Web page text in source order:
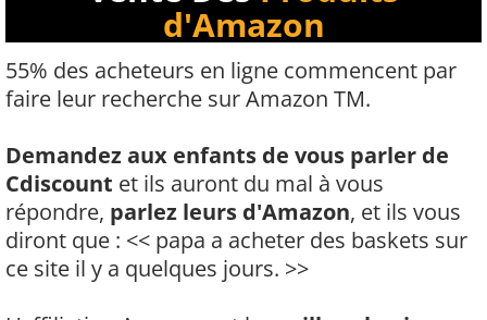
d'Amazon
55% des acheteurs en ligne commencent par
faire leur recherche sur Amazon TM.
Demandez aux enfants de vous parler de
Cdiscount et ils auront du mal à vous
répondre, parlez leurs d'Amazon, et ils vous
diront que : << papa a acheter des baskets sur
ce site il y a quelques jours. >>